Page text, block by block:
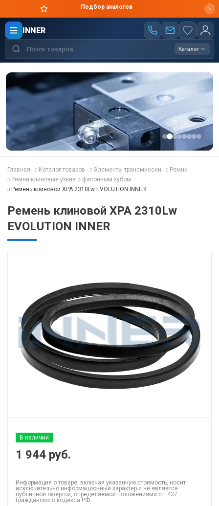
Цены производителя
INNER
Каталог
Главная Каталог товаров Элементы трансмиссии
Ремни
Ремни клиновые узкие с фасонным зубом
Ремень клиновой XPA 2310Lw EVOLUTION INNER
Ремень клиновой XPA 2310Lw
EVOLUTION INNER
В наличии
1 944 руб.
Информация о товаре, включая указанную стоимость, носит
исключительно информационный характер и не является
публичной офертой, определяемой положениями ст. 437
Гражданского кодекса РФ.